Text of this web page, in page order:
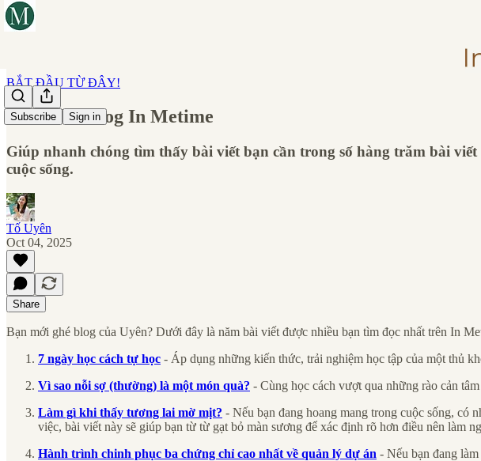
Subscribe Sign in
BẮT ĐẦU TỪ ĐÂY!
"Bản đồ" blog In Metime
Giúp nhanh chóng tìm thấy bài viết bạn cần trong số hàng trăm bài
cuộc sống.
Tố Uyên
Oct 04, 2025
Share
Bạn mới ghé blog của Uyên? Dưới đây là năm bài viết được nhiều bạn tìm đọc nhất trên In
7 ngày học cách tự học - Áp dụng những kiến thức, trải nghiệm học tập của một thủ
Vì sao nỗi sợ (thường) là một món quà? - Cùng học cách vượt qua những rào cản
Làm gì khi thấy tương lai mờ mịt? - Nếu bạn đang hoang mang trong cuộc sống, có
việc, bài viết này sẽ giúp bạn từ từ gạt bỏ màn sương để xác định rõ hơn điều nên làm
Hành trình chinh phục ba chứng chỉ cao nhất về quản lý dự án - Nếu bạn đang